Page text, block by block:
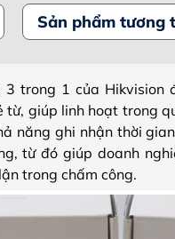
Sản phẩm tương
3 trong 1 của
giúp linh hoạt trong
năng ghi nhận thời
từ đó giúp doanh
trong chấm công.